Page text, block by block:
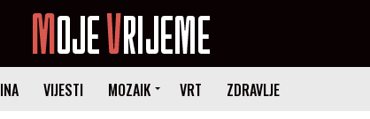
VIJESTI MOZAIK VRT ZDRAVLJE